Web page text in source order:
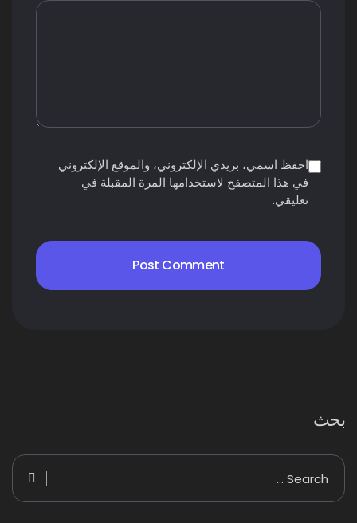
احفظ اسمي، بريدي الإلكتروني، والموقع الإلكتروني
في هذا المتصفح لاستخدامها المرة المقبلة في
تعليقي.
بحث